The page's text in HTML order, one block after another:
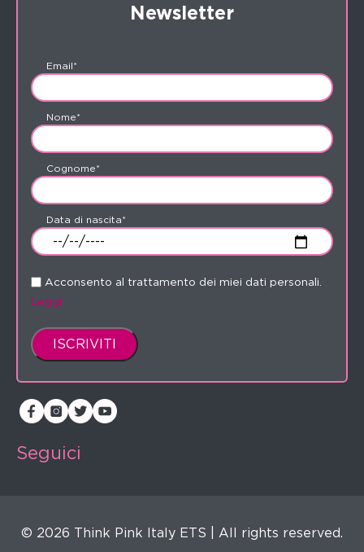
Newsletter
Email*
Nome*
Cognome*
Data di nascita*
Acconsento al trattamento dei miei dati personali.
Leggi
Seguici
© 2026 Think Pink Italy ETS | All rights reserved.